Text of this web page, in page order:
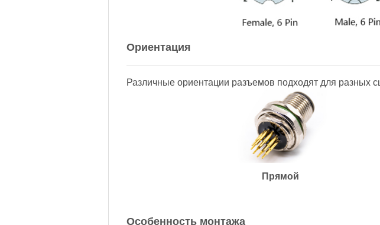
Ориентация
Различные ориентации разъемов подходят для разных
Прямой
Особенность монтажа